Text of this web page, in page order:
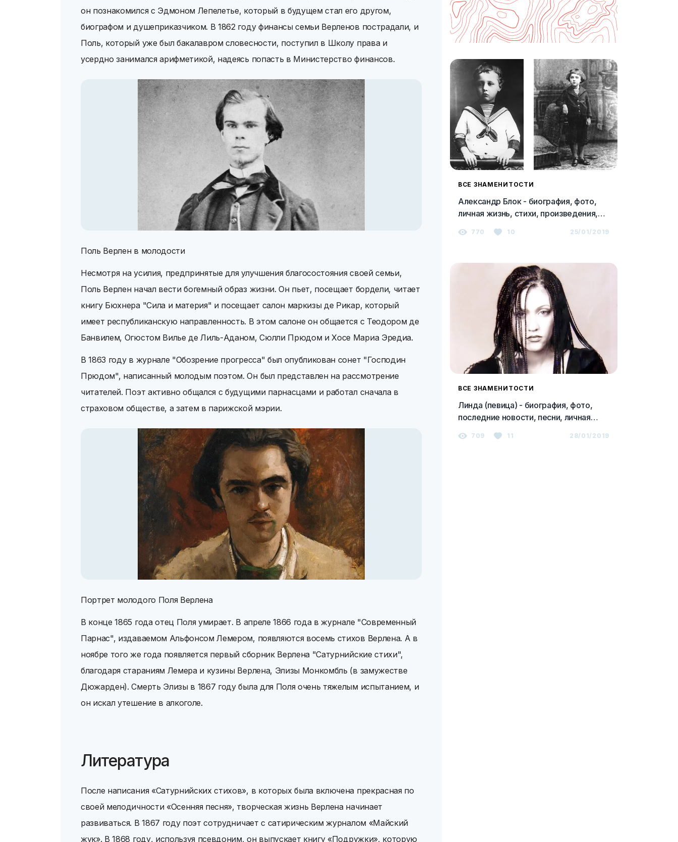
он познакомился с Эдмоном Лепелетье, который в будущем стал его другом,
биографом и душеприказчиком. В 1862 году финансы семьи Верленов пострадали, и
Поль, который уже был бакалавром словесности, поступил в Школу права и
усердно занимался арифметикой, надеясь попасть в Министерство финансов.
Поль Верлен в молодости
Несмотря на усилия, предпринятые для улучшения благосостояния своей семьи,
Поль Верлен начал вести богемный образ жизни. Он пьет, посещает бордели, читает
книгу Бюхнера "Сила и материя" и посещает салон маркизы де Рикар, который
имеет республиканскую направленность. В этом салоне он общается с Теодором де
Банвилем, Огюстом Вилье де Лиль-Аданом, Сюлли Прюдом и Хосе Мариа Эредиа.
В 1863 году в журнале "Обозрение прогресса" был опубликован сонет "Господин
Прюдом", написанный молодым поэтом. Он был представлен на рассмотрение
читателей. Поэт активно общался с будущими парнасцами и работал сначала в
страховом обществе, а затем в парижской мэрии.
Портрет молодого Поля Верлена
В конце 1865 года отец Поля умирает. В апреле 1866 года в журнале "Современный
Парнас", издаваемом Альфонсом Лемером, появляются восемь стихов Верлена. А в
ноябре того же года появляется первый сборник Верлена "Сатурнийские стихи",
благодаря стараниям Лемера и кузины Верлена, Элизы Монкомбль (в замужестве
Дюжарден). Смерть Элизы в 1867 году была для Поля очень тяжелым испытанием, и
он искал утешение в алкоголе.
Литература
После написания «Сатурнийских стихов», в которых была включена прекрасная по
своей мелодичности «Осенняя песня», творческая жизнь Верлена начинает
развиваться. В 1867 году поэт сотрудничает с сатирическим журналом «Майский
жук». В 1868 году, используя псевдоним, он выпускает книгу «Подружки», которую
ВСЕ ЗНАМЕНИТОСТИ
Александр Блок - биография, фото,
личная жизнь, стихи, произведения,
770 10 25/01/2019
ВСЕ ЗНАМЕНИТОСТИ
Линда (певица) - биография, фото,
последние новости, песни, личная
709 11 28/01/2019